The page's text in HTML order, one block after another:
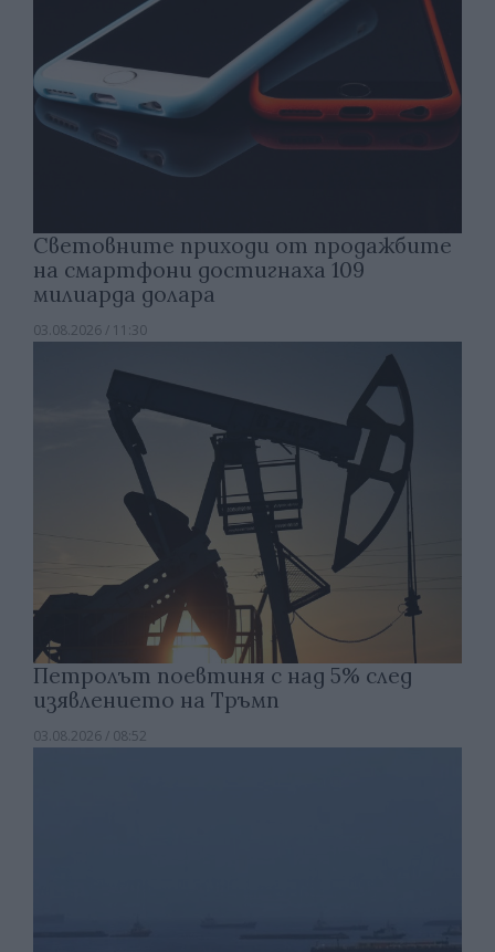
Световните приходи от продажбите
на смартфони достигнаха 109
милиарда долара
03.08.2026 / 11:30
Петролът поевтиня с над 5% след
изявлението на Тръмп
03.08.2026 / 08:52